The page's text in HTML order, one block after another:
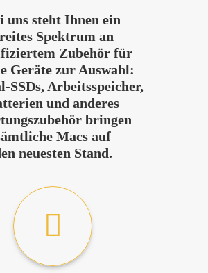
uns steht Ihnen ein
Spektrum an
Zubehör für
Geräte zur Auswahl:
SSDs, Arbeitsspeicher,
und anderes
bringen
Macs auf
neuesten Stand.